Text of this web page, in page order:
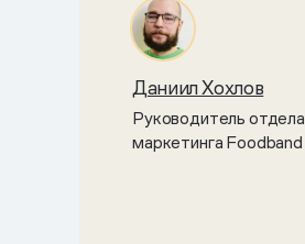
Даниил Хохлов
Руководитель отдела
маркетинга Foodband